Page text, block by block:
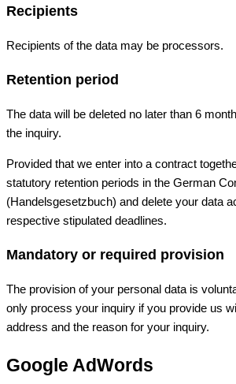
Recipients
Recipients of the data may be processors.
Retention period
The data will be deleted no later than 6
the inquiry.
Provided that we enter into a contract
statutory retention periods in the German
(Handelsgesetzbuch) and delete your data
respective stipulated deadlines.
Mandatory or required provision
The provision of your personal data is
only process your inquiry if you provide us
address and the reason for your inquiry.
Google AdWords